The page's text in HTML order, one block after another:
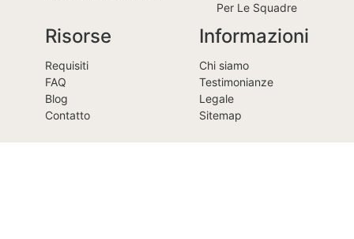
Per Le Squadre
Risorse
Requisiti
FAQ
Blog
Contatto
Informazioni
Chi siamo
Testimonianze
Legale
Sitemap